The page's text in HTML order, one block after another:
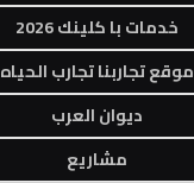
خدمات با كلينك 2026
موقع تجاربنا تجارب الحياه
ديوان العرب
مشاريع